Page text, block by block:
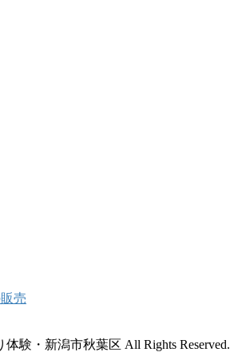
験・新潟市秋葉区 All Rights Reserved.